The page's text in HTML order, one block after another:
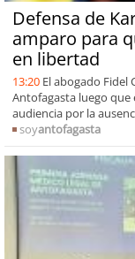
Defensa de
amparo para
en libertad
13:20 El abogado Fidel
Antofagasta luego que
audiencia por la
soyantofagasta